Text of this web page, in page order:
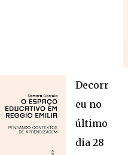
Decorr
eu no
último
dia 28